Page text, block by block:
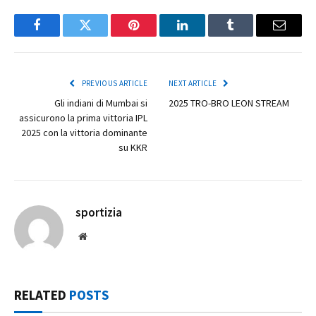
FacebookTwitter Pinterest LinkedInTumblr Email
PREVIOUS ARTICLE
Gli indiani di Mumbai si
assicurono la prima vittoria IPL
2025 con la vittoria dominante
su KKR
NEXT ARTICLE
2025 TRO-BRO LEON STREAM
sportizia
Website
RELATED POSTS